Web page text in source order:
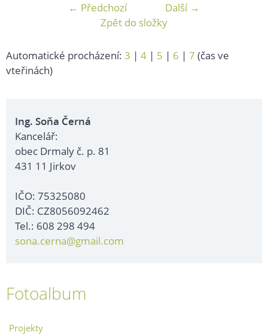
← Předchozí
Další →
Zpět do složky
Automatické procházení: 3 | 4 | 5 | 6 | 7 (čas ve
vteřinách)
Ing. Soňa Černá
Kancelář:
obec Drmaly č. p. 81
431 11 Jirkov
IČO: 75325080
DIČ: CZ8056092462
Tel.: 608 298 494
sona.cerna@gmail.com
Fotoalbum
Projekty